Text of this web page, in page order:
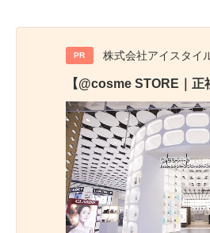
PR 株式会社アイスタイ
【@cosme STORE｜